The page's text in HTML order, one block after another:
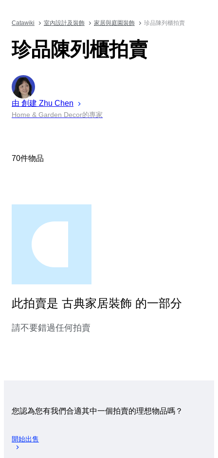
Catawiki 室內設計及裝飾 家居與庭園裝飾 珍品陳列櫃拍賣
珍品陳列櫃拍賣
由 創建 Zhu Chen
Home & Garden Decor的專家
70件物品
此拍賣是 古典家居裝飾 的一部分
請不要錯過任何拍賣
您認為您有我們合適其中一個拍賣的理想物品嗎？
開始出售